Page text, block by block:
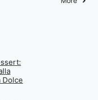
Dolce